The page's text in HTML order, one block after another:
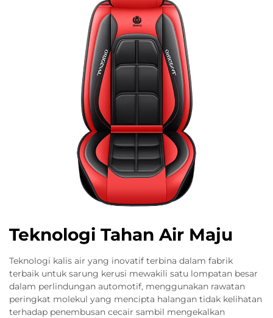
Teknologi Tahan Air Maju
Teknologi kalis air yang inovatif terbina dalam fabrik
terbaik untuk sarung kerusi mewakili satu lompatan besar
dalam perlindungan automotif, menggunakan rawatan
peringkat molekul yang mencipta halangan tidak kelihatan
terhadap penembusan cecair sambil mengekalkan